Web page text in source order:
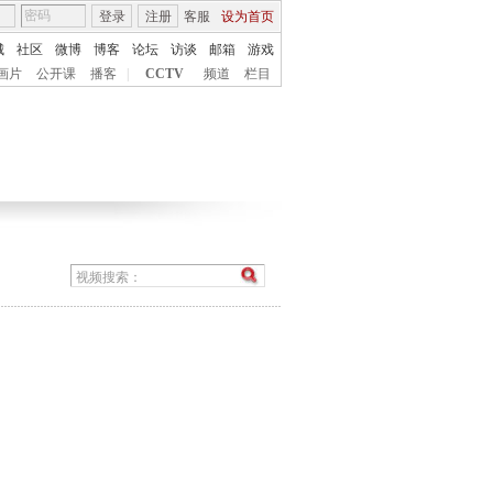
客服 设为首页
登录 注册
社区 微博 博客 论坛 访谈 邮箱
游戏
片
公开课 播客 CCTV 频道 栏目